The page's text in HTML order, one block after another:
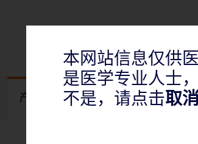
产品概述
本网站信息仅供
是医学专业人士
不是，请点击取消